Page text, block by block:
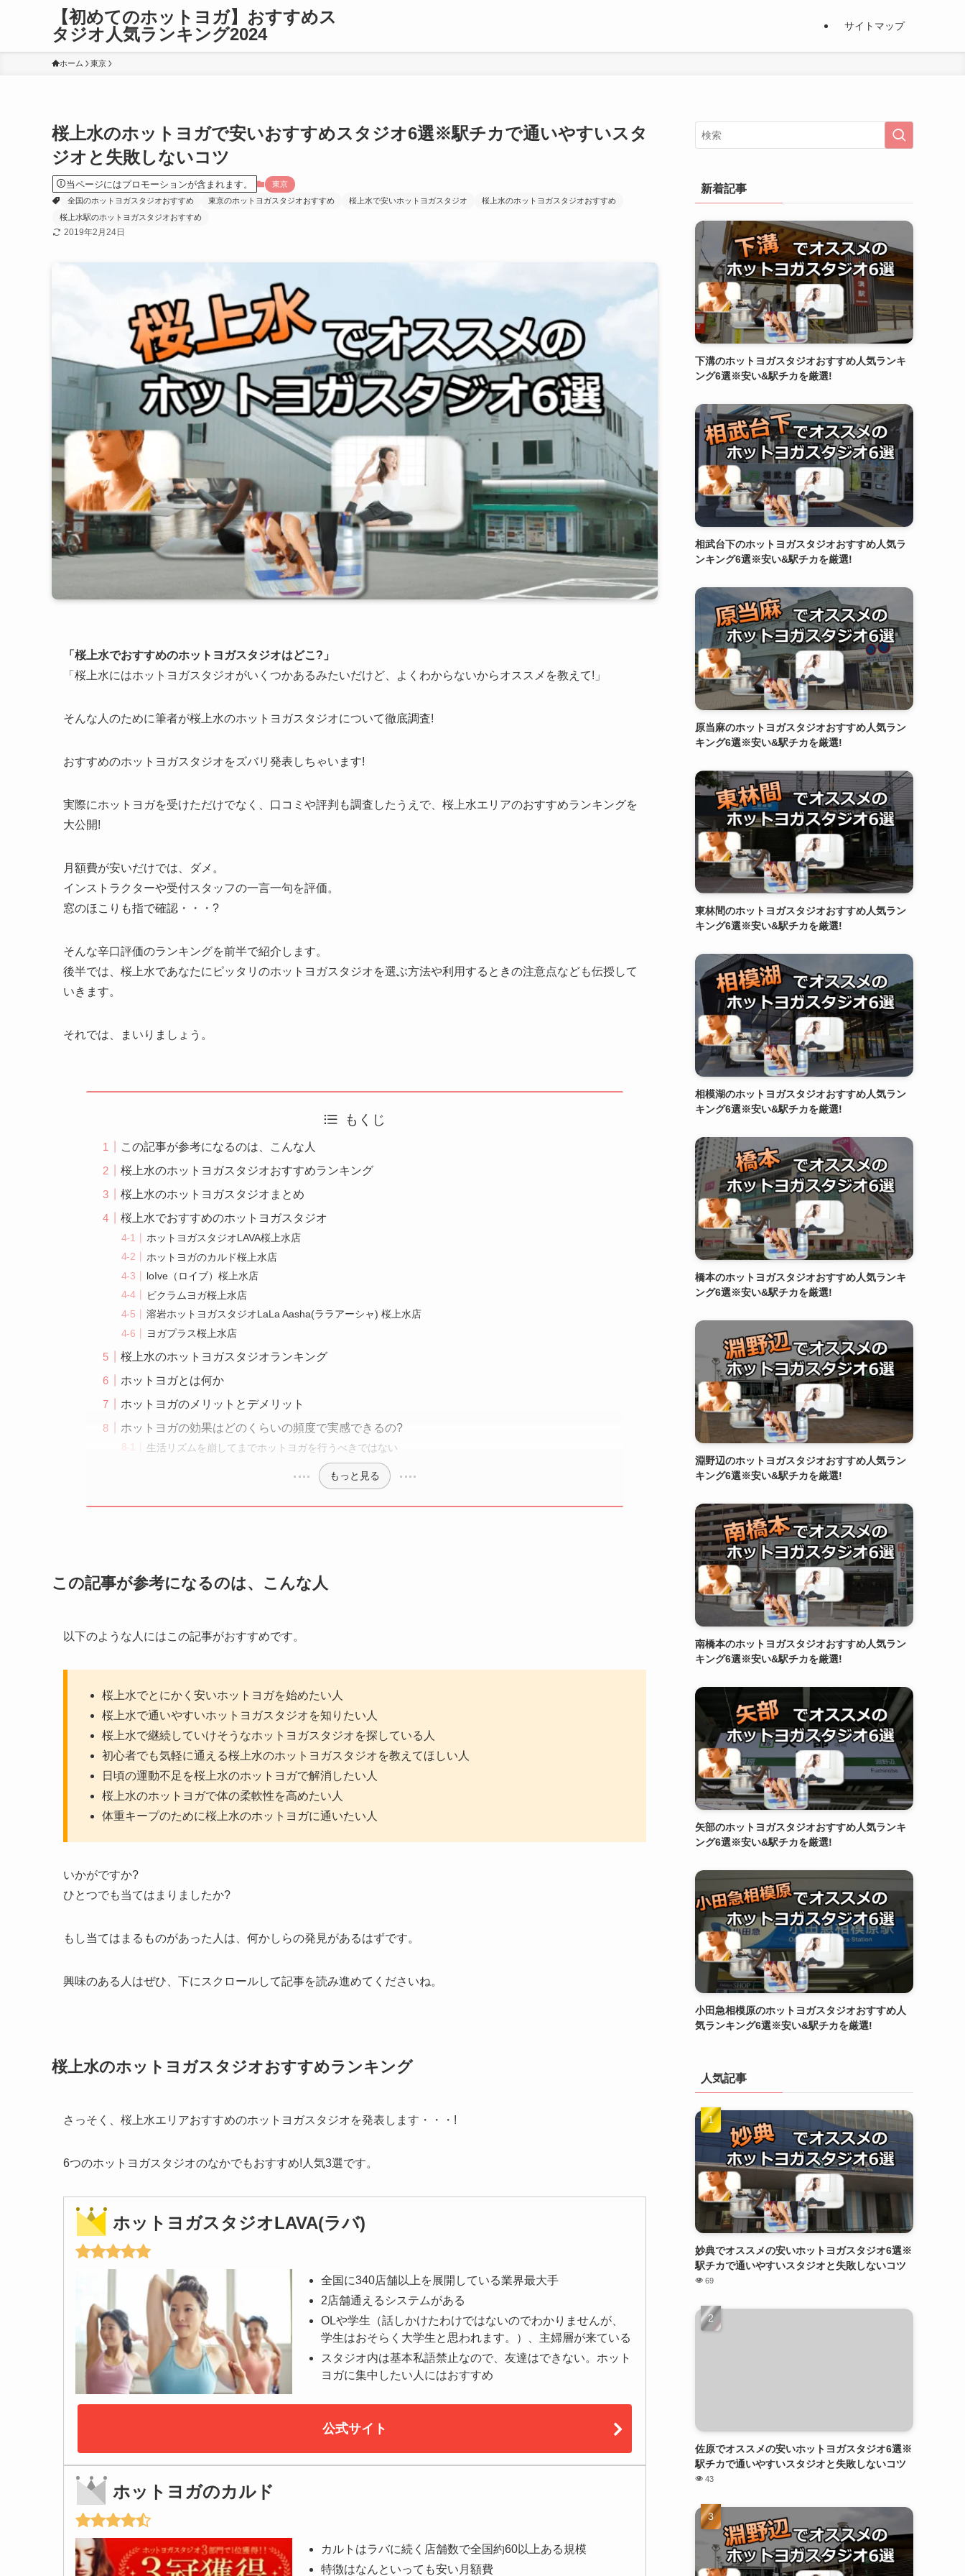
【初めてのホットヨガ】おすすめス
タジオ人気ランキング2024
サイトマップ
ホーム 東京
桜上水のホットヨガで安いおすすめスタジオ6選※駅チカで通いやすいスタ
ジオと失敗しないコツ
当ページにはプロモーションが含まれます。
東京
全国のホットヨガスタジオおすすめ
東京のホットヨガスタジオおすすめ 桜上水で安いホットヨガスタジオ
桜上水のホットヨガスタジオおすすめ
桜上水駅のホットヨガスタジオおすすめ
2019年2月24日
「桜上水でおすすめのホットヨガスタジオはどこ?」
「桜上水にはホットヨガスタジオがいくつかあるみたいだけど、よくわからないからオススメを教えて!」
そんな人のために筆者が桜上水のホットヨガスタジオについて徹底調査!
おすすめのホットヨガスタジオをズバリ発表しちゃいます!
実際にホットヨガを受けただけでなく、口コミや評判も調査したうえで、桜上水エリアのおすすめランキングを
大公開!
月額費が安いだけでは、ダメ。
インストラクターや受付スタッフの一言一句を評価。
窓のほこりも指で確認・・・?
そんな辛口評価のランキングを前半で紹介します。
後半では、桜上水であなたにピッタリのホットヨガスタジオを選ぶ方法や利用するときの注意点なども伝授して
いきます。
それでは、まいりましょう。
もくじ
この記事が参考になるのは、こんな人
桜上水のホットヨガスタジオおすすめランキング
桜上水のホットヨガスタジオまとめ
桜上水でおすすめのホットヨガスタジオ
ホットヨガスタジオLAVA桜上水店
ホットヨガのカルド桜上水店
loIve（ロイブ）桜上水店
ビクラムヨガ桜上水店
溶岩ホットヨガスタジオLaLa Aasha(ララアーシャ) 桜上水店
ヨガプラス桜上水店
桜上水のホットヨガスタジオランキング
ホットヨガとは何か
ホットヨガのメリットとデメリット
ホットヨガの効果はどのくらいの頻度で実感できるの?
生活リズムを崩してまでホットヨガを行うべきではない
もっと見る
この記事が参考になるのは、こんな人
以下のような人にはこの記事がおすすめです。
桜上水でとにかく安いホットヨガを始めたい人
桜上水で通いやすいホットヨガスタジオを知りたい人
桜上水で継続していけそうなホットヨガスタジオを探している人
初心者でも気軽に通える桜上水のホットヨガスタジオを教えてほしい人
日頃の運動不足を桜上水のホットヨガで解消したい人
桜上水のホットヨガで体の柔軟性を高めたい人
体重キープのために桜上水のホットヨガに通いたい人
いかがですか?
ひとつでも当てはまりましたか?
もし当てはまるものがあった人は、何かしらの発見があるはずです。
興味のある人はぜひ、下にスクロールして記事を読み進めてくださいね。
桜上水のホットヨガスタジオおすすめランキング
さっそく、桜上水エリアおすすめのホットヨガスタジオを発表します・・・!
6つのホットヨガスタジオのなかでもおすすめ!人気3選です。
ホットヨガスタジオLAVA(ラバ)
全国に340店舗以上を展開している業界最大手
2店舗通えるシステムがある
OLや学生（話しかけたわけではないのでわかりませんが、
学生はおそらく大学生と思われます。）、主婦層が来ている
スタジオ内は基本私語禁止なので、友達はできない。ホット
ヨガに集中したい人にはおすすめ
公式サイト
ホットヨガのカルド
カルトはラバに続く店舗数で全国約60以上ある規模
特徴はなんといっても安い月額費
新着記事
下溝のホットヨガスタジオおすすめ人気ランキ
ング6選※安い&駅チカを厳選!
相武台下のホットヨガスタジオおすすめ人気ラ
ンキング6選※安い&駅チカを厳選!
原当麻のホットヨガスタジオおすすめ人気ラン
キング6選※安い&駅チカを厳選!
東林間のホットヨガスタジオおすすめ人気ラン
キング6選※安い&駅チカを厳選!
相模湖のホットヨガスタジオおすすめ人気ラン
キング6選※安い&駅チカを厳選!
橋本のホットヨガスタジオおすすめ人気ランキ
ング6選※安い&駅チカを厳選!
淵野辺のホットヨガスタジオおすすめ人気ラン
キング6選※安い&駅チカを厳選!
南橋本のホットヨガスタジオおすすめ人気ラン
キング6選※安い&駅チカを厳選!
矢部のホットヨガスタジオおすすめ人気ランキ
ング6選※安い&駅チカを厳選!
小田急相模原のホットヨガスタジオおすすめ人
気ランキング6選※安い&駅チカを厳選!
人気記事
妙典でオススメの安いホットヨガスタジオ6選※
駅チカで通いやすいスタジオと失敗しないコツ
69
佐原でオススメの安いホットヨガスタジオ6選※
駅チカで通いやすいスタジオと失敗しないコツ
43